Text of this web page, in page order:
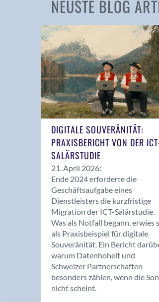
NEUSTE BLOG
DIGITALE SOUVERÄNITÄT:
PRAXISBERICHT VON DER
SALÄRSTUDIE
21. April 2026:
Ende 2024 erforderte die
Geschäftsaufgabe eines
Dienstleisters die kurzfristige
Migration der ICT-Salärstudie.
Was als Notfall begann, erwies
als Praxisbeispiel für digitale
Souveränität. Ein Bericht
warum Datenhoheit und
Schweizer Partnerschaften
besonders zählen, wenn die
nicht scheint.